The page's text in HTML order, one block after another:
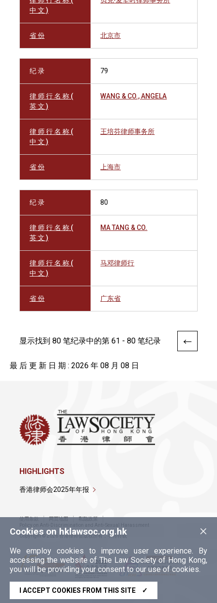
中 文 )
省 份 北京市
纪 录 79
律 师 行 名 称 (
英 文 )
WANG & CO., ANGELA
律 师 行 名 称 (
中 文 )
王培芬律师事务所
省 份 上海市
纪 录 80
律 师 行 名 称 (
英 文 )
MA TANG & CO.
律 师 行 名 称 (
中 文 )
马邓律师行
省 份 广东省
显示找到 80 笔纪录中的第 61 - 80 笔纪录
最 后 更 新 日 期 : 2026 年 08 月 08 日
×
Cookies on hklawsoc.org.hk
We employ cookies to improve user experience. By
accessing the website of The Law Society of Hong Kong,
you will be providing your consent to our use of cookies.
I ACCEPT COOKIES FROM THIS SITE ✓
HIGHLIGHTS
香港律师会2025年年报
使用条款 网页地图
私隐政策
Policy on Anti-Discrimination and Anti-Sexual Harassment
Copyright © 2026 香港律师会版权所有，不得转载